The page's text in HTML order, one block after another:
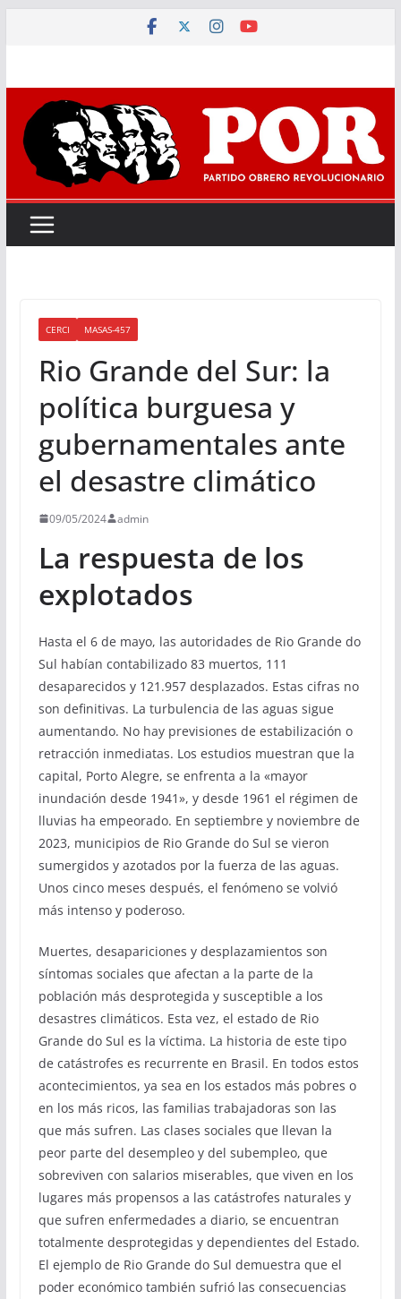
CERCI MASAS-457
Rio Grande del Sur: la
política burguesa y
gubernamentales ante
el desastre climático
09/05/2024 admin
La respuesta de los
explotados
Hasta el 6 de mayo, las autoridades de Rio Grande do
Sul habían contabilizado 83 muertos, 111
desaparecidos y 121.957 desplazados. Estas cifras no
son definitivas. La turbulencia de las aguas sigue
aumentando. No hay previsiones de estabilización o
retracción inmediatas. Los estudios muestran que la
capital, Porto Alegre, se enfrenta a la «mayor
inundación desde 1941», y desde 1961 el régimen de
lluvias ha empeorado. En septiembre y noviembre de
2023, municipios de Rio Grande do Sul se vieron
sumergidos y azotados por la fuerza de las aguas.
Unos cinco meses después, el fenómeno se volvió
más intenso y poderoso.
Muertes, desapariciones y desplazamientos son
síntomas sociales que afectan a la parte de la
población más desprotegida y susceptible a los
desastres climáticos. Esta vez, el estado de Rio
Grande do Sul es la víctima. La historia de este tipo
de catástrofes es recurrente en Brasil. En todos estos
acontecimientos, ya sea en los estados más pobres o
en los más ricos, las familias trabajadoras son las
que más sufren. Las clases sociales que llevan la
peor parte del desempleo y del subempleo, que
sobreviven con salarios miserables, que viven en los
lugares más propensos a las catástrofes naturales y
que sufren enfermedades a diario, se encuentran
totalmente desprotegidas y dependientes del Estado.
El ejemplo de Rio Grande do Sul demuestra que el
poder económico también sufrió las consecuencias